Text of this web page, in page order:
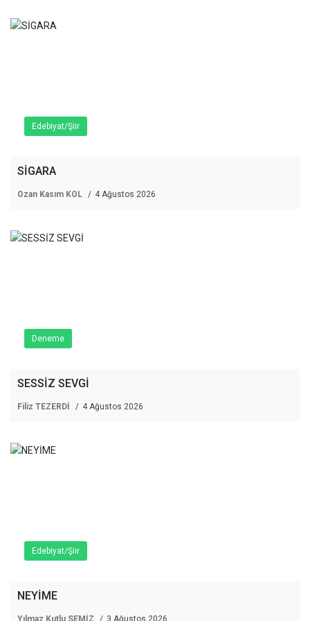
Edebiyat/Şiir
SİGARA
Ozan Kasım KOL 4 Ağustos 2026
Deneme
SESSİZ SEVGİ
Filiz TEZERDİ 4 Ağustos 2026
Edebiyat/Şiir
NEYİME
Yılmaz Kutlu SEMİZ 3 Ağustos 2026